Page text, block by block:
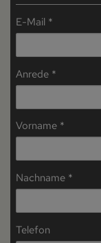
E-Mail
Anrede
Vorname
Nachname
Telefon